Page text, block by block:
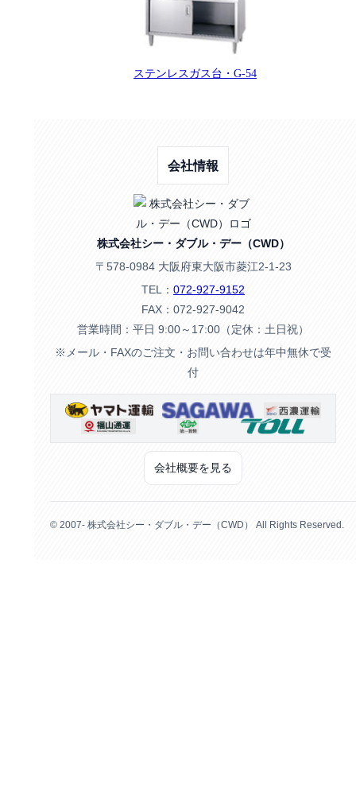
ステンレスガス台・G-54
会社情報
株式会社シー・ダブル・デー（CWD）
〒578-0984 大阪府東大阪市菱江2-1-23
TEL： 072-927-9152
FAX：072-927-9042
営業時間：平日 9:00～17:00（定休：土日祝）
※メール・FAXのご注文・お問い合わせは年中無休で受
付
会社概要を見る
© 2007- 株式会社シー・ダブル・デー（CWD） All Rights Reserved.